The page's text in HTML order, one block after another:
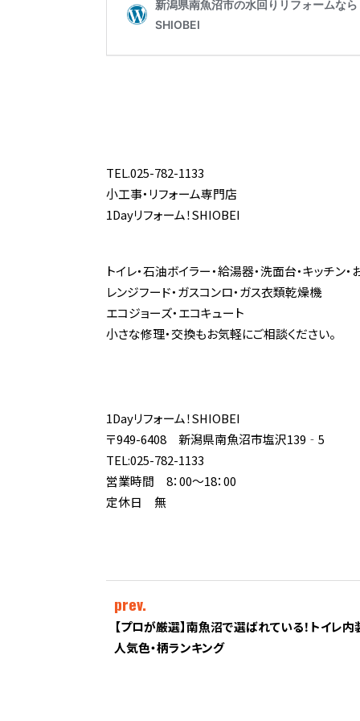
TEL.025-782-1133
小工事・リフォーム専門店
1Dayリフォーム！SHIOBEI
トイレ・石油ボイラー・給湯器・洗面台・キッチン・
レンジフード・ガスコンロ・ガス衣類乾燥機
エコジョーズ・エコキュート
小さな修理・交換もお気軽にご相談ください。
1Dayリフォーム！SHIOBEI
〒949-6408 新潟県南魚沼市塩沢139‐5
TEL:025-782-1133
営業時間 8：00～18：00
定休日 無
prev.
【プロが厳選】南魚沼で選ばれている！トイレ
人気色・柄ランキング